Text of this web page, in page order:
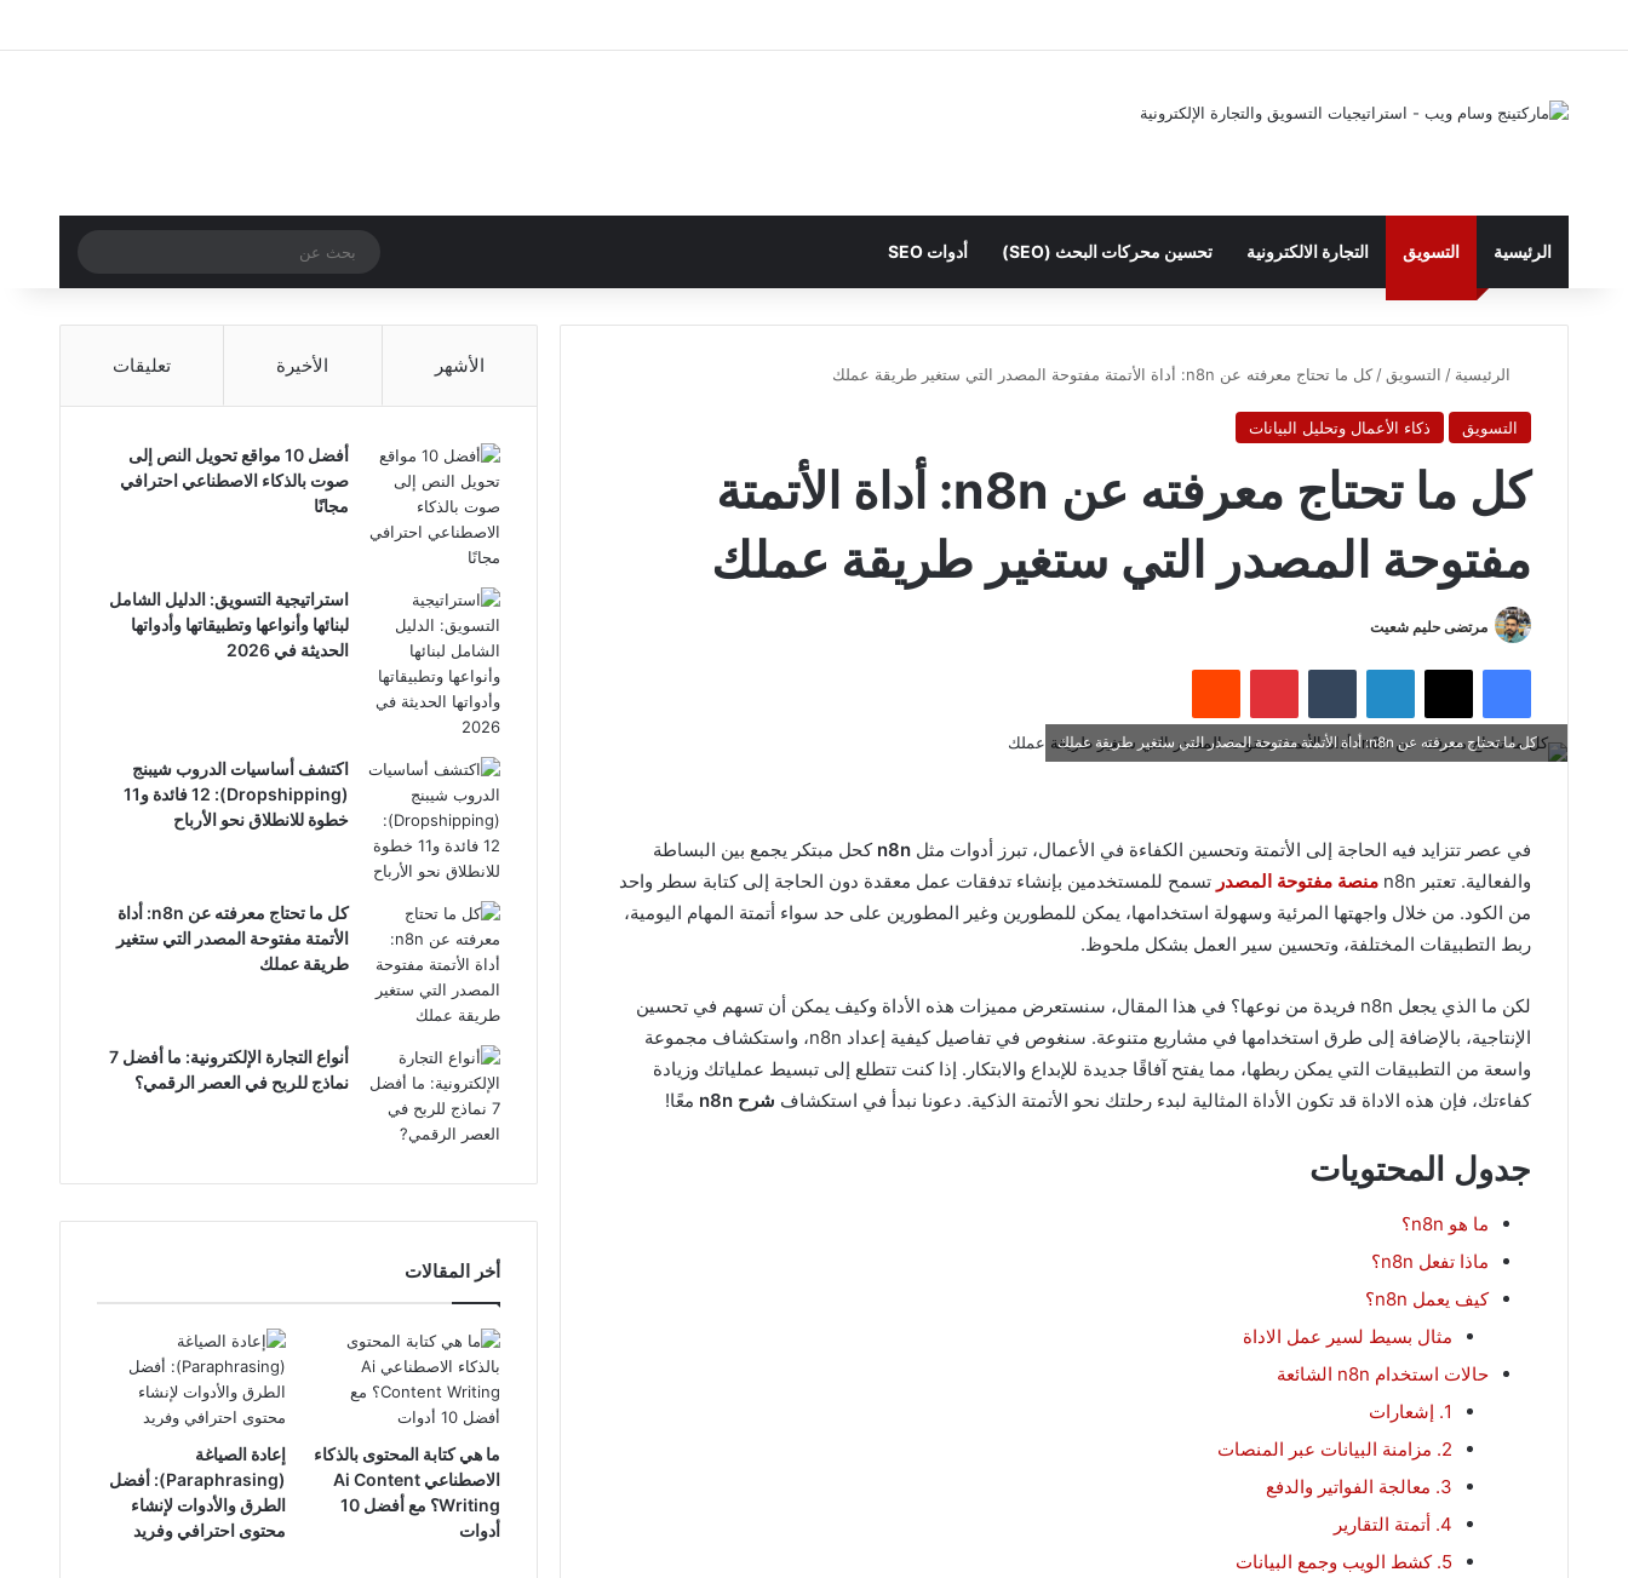
الرئيسية التسويق التجارة الالكترونية تحسين محركات البحث (SEO) أدوات SEO مقال عشوائي
عن
الرئيسية / التسويق / كل ما تحتاج معرفته عن n8n: أداة الأتمتة مفتوحة المصدر التي ستغير طريقة عملك
التسويق ذكاء الأعمال وتحليل البيانات
كل ما تحتاج معرفته عن n8n: أداة الأتمتة
مفتوحة المصدر التي ستغير طريقة عملك
مرتضى حليم شعيت
فيسبوك X لينكدإن ‏Tumblr بينتيريست
‏Reddit
كل ما تحتاج معرفته عن n8n: أداة الأتمتة مفتوحة المصدر التي ستغير طريقة عملك
في عصر تتزايد فيه الحاجة إلى الأتمتة وتحسين الكفاءة في الأعمال، تبرز أدوات مثل n8n كحل مبتكر يجمع بين البساطة
والفعالية. تعتبر n8n
منصة مفتوحة المصدر تسمح للمستخدمين بإنشاء تدفقات عمل معقدة دون الحاجة إلى كتابة سطر واحد
من الكود. من خلال واجهتها المرئية وسهولة استخدامها، يمكن للمطورين وغير المطورين على حد سواء أتمتة المهام اليومية،
ربط التطبيقات المختلفة، وتحسين سير العمل بشكل ملحوظ.
لكن ما الذي يجعل n8n فريدة من نوعها؟ في هذا المقال، سنستعرض مميزات هذه الأداة وكيف يمكن أن تسهم في تحسين
الإنتاجية، بالإضافة إلى طرق استخدامها في مشاريع متنوعة. سنغوص في تفاصيل كيفية إعداد n8n، واستكشاف مجموعة
واسعة من التطبيقات التي يمكن ربطها، مما يفتح آفاقًا جديدة للإبداع والابتكار. إذا كنت تتطلع إلى تبسيط عملياتك وزيادة
كفاءتك، فإن هذه الاداة قد تكون الأداة المثالية لبدء رحلتك نحو الأتمتة الذكية. دعونا نبدأ في استكشاف شرح n8n معًا!
جدول المحتويات
ما هو n8n؟
ماذا تفعل n8n؟
كيف يعمل n8n؟
مثال بسيط لسير عمل الاداة
حالات استخدام n8n الشائعة
1. إشعارات
2. مزامنة البيانات عبر المنصات
3. معالجة الفواتير والدفع
4. أتمتة التقارير
5. كشط الويب وجمع البيانات
الأشهر الأخيرة تعليقات
أفضل 10 مواقع تحويل النص إلى
صوت بالذكاء الاصطناعي احترافي
مجانًا
استراتيجية التسويق: الدليل الشامل
لبنائها وأنواعها وتطبيقاتها وأدواتها
الحديثة في 2026
اكتشف أساسيات الدروب شيبنج
(Dropshipping): 12 فائدة و11
خطوة للانطلاق نحو الأرباح
كل ما تحتاج معرفته عن n8n: أداة
الأتمتة مفتوحة المصدر التي ستغير
طريقة عملك
أنواع التجارة الإلكترونية: ما أفضل 7
نماذج للربح في العصر الرقمي؟
أخر المقالات
ما هي كتابة المحتوى بالذكاء
الاصطناعي Ai Content
Writing؟ مع أفضل 10
أدوات
إعادة الصياغة
(Paraphrasing): أفضل
الطرق والأدوات لإنشاء
محتوى احترافي وفريد